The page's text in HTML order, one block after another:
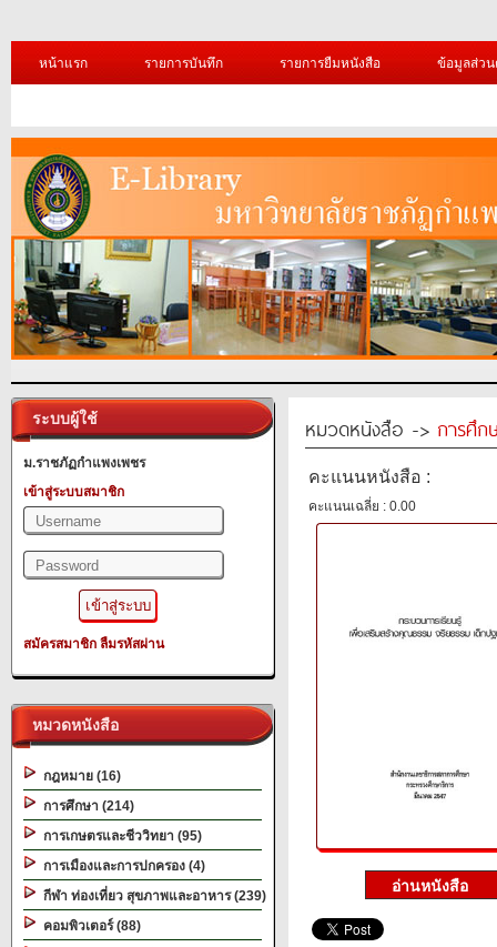
หน้าแรก รายการบันทึก รายการยืมหนังสือ ข้อมูลส่ว
ระบบผู้ใช้
ม.ราชภัฏกำแพงเพชร
เข้าสู่ระบบสมาชิก
สมัครสมาชิก ลืมรหัสผ่าน
หมวดหนังสือ
กฎหมาย (16)
การศึกษา (214)
การเกษตรและชีววิทยา (95)
การเมืองและการปกครอง (4)
กีฬา ท่องเที่ยว สุขภาพและอาหาร (239)
คอมพิวเตอร์ (88)
หมวดหนังสือ -> การศึก
คะแนนหนังสือ :
คะแนนเฉลี่ย : 0.00